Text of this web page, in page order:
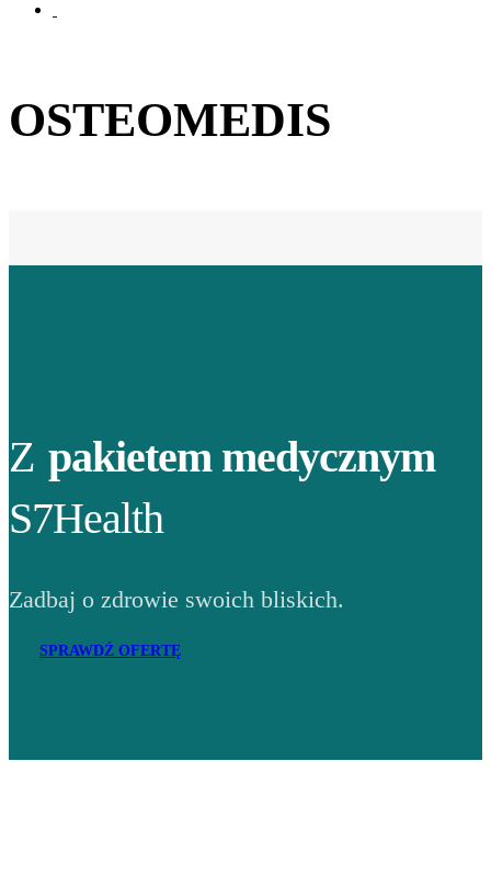
OSTEOMEDIS
Z pakietem medycznym
S7Health
Zadbaj o zdrowie swoich bliskich.
SPRAWDŹ OFERTĘ